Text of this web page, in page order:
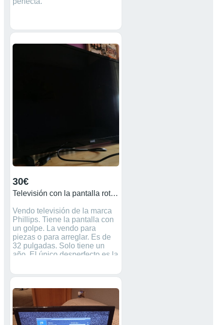
30€
Televisión con la pantalla rota de 32 pulgadas
Vendo televisión de la marca
Phillips. Tiene la pantalla con
un golpe. La vendo para
piezas o para arreglar. Es de
32 pulgadas. Solo tiene un
año. El único desperfecto es la
persona.